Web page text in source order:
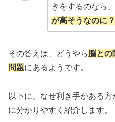
きをするのなら、
が高そうなのに？
その答えは、どうやら脳との
問題にあるようです。
以下に、なぜ利き手がある
に分かりやすく紹介します。